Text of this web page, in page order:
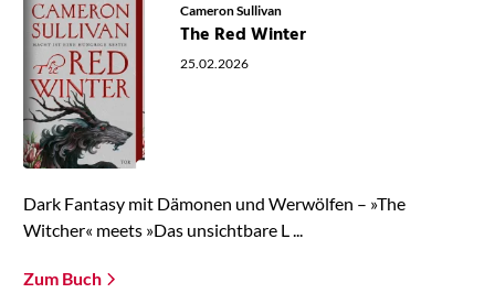
Cameron Sullivan
The Red Winter
25.02.2026
Dark Fantasy mit Dämonen und Werwölfen – »The
Witcher« meets »Das unsichtbare L ...
Zum Buch